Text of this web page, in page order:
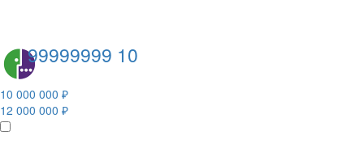
99999999 10
10 000 000 ₽
12 000 000 ₽